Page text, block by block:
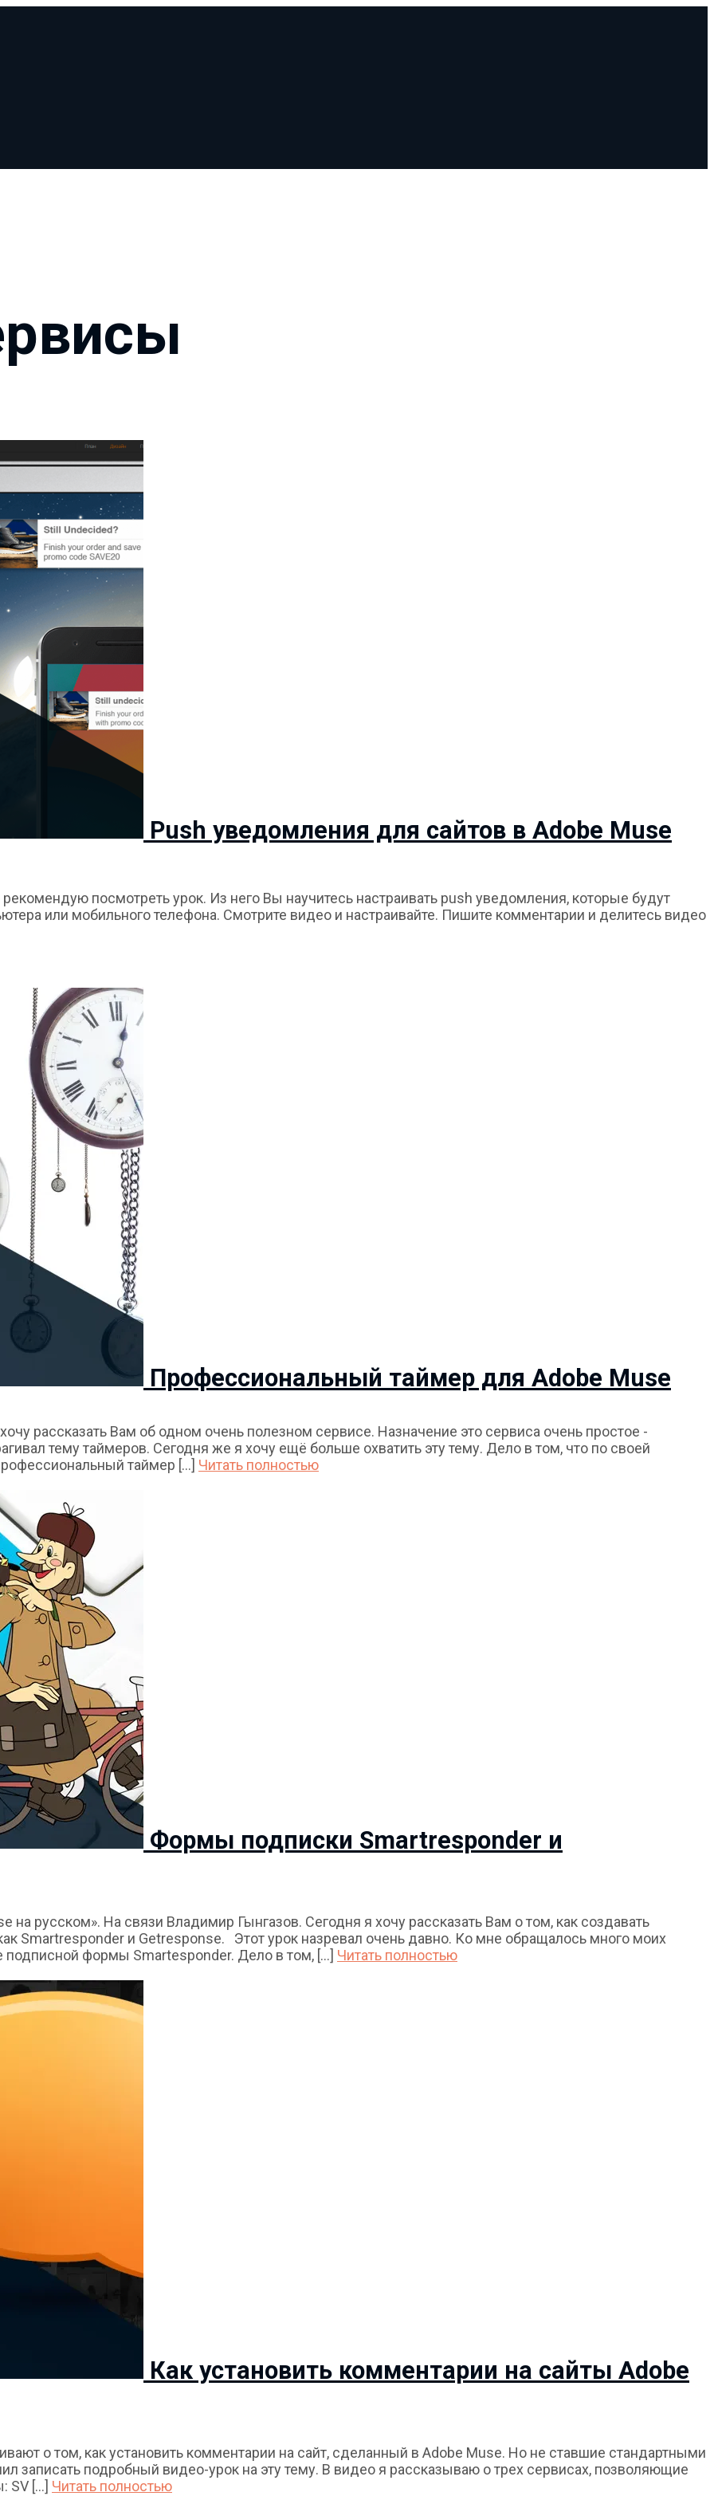
Push уведомления для сайтов в Adobe Muse
посмотреть урок. Из него Вы научитесь настраивать push уведомления, которые будут
или мобильного телефона. Смотрите видео и настраивайте. Пишите комментарии и делитесь видео
Профессиональный таймер для Adobe Muse
рассказать Вам об одном очень полезном сервисе. Назначение это сервиса очень простое -
тему таймеров. Сегодня же я хочу ещё больше охватить эту тему. Дело в том, что по своей
таймер [...] Читать полностью
Формы подписки Smartresponder и
на русском». На связи Владимир Гынгазов. Сегодня я хочу рассказать Вам о том, как создавать
Smartresponder и Getresponse. Этот урок назревал очень давно. Ко мне обращалось много моих
подписной формы Smartesponder. Дело в том, [...] Читать полностью
Как установить комментарии на сайты Adobe
о том, как установить комментарии на сайт, сделанный в Adobe Muse. Но не ставшие стандартными
записать подробный видео-урок на эту тему. В видео я рассказываю о трех сервисах, позволяющие
SV [...] Читать полностью